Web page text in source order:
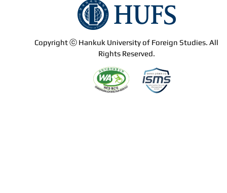
Copyright ⓒ Hankuk University of Foreign Studies. All
Rights Reserved.